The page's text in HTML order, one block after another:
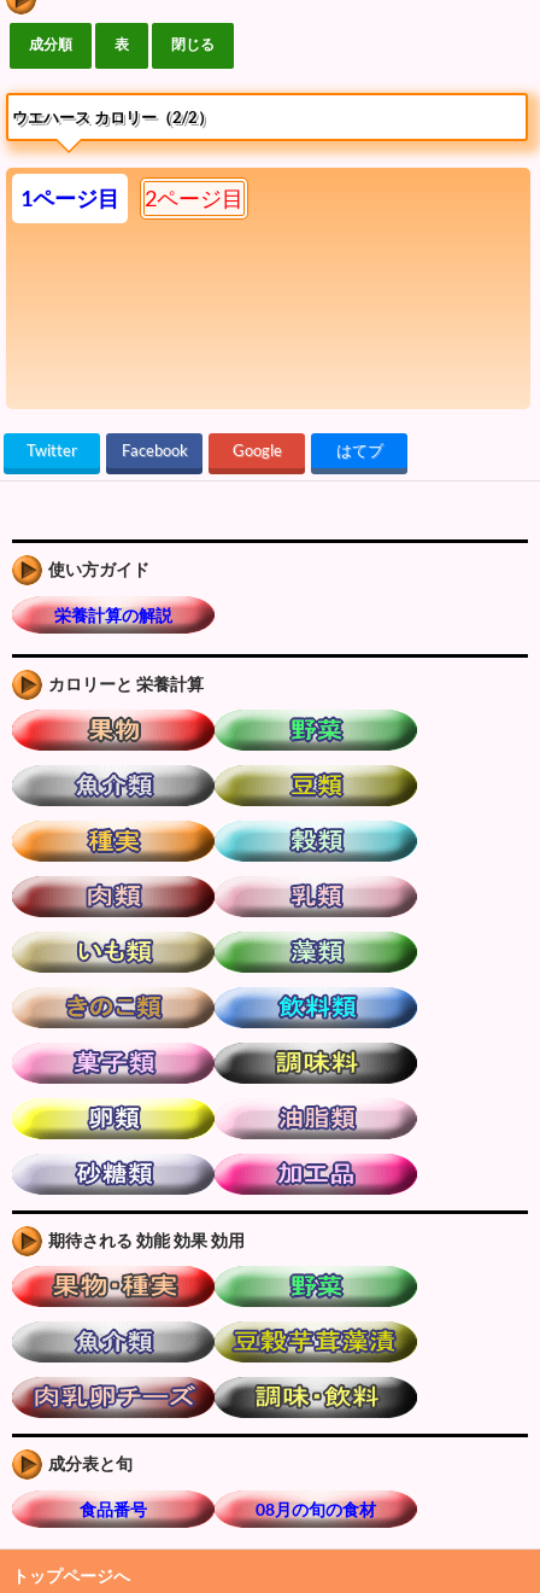
ウエハース カロリー（2/2）
1ページ目 2ページ目
Twitter Facebook Google はてブ
使い方ガイド
栄養計算の解説
カロリーと 栄養計算
期待される 効能 効果 効用
成分表と旬
食品番号 08月の旬の食材
トップページへ